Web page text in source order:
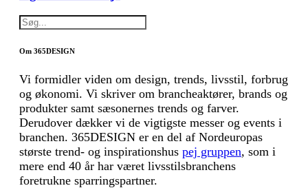
Om 365DESIGN
Vi formidler viden om design, trends, livsstil, forbrug
og økonomi. Vi skriver om brancheaktører, brands og
produkter samt sæsonernes trends og farver.
Derudover dækker vi de vigtigste messer og events i
branchen. 365DESIGN er en del af Nordeuropas
største trend- og inspirationshus pej gruppen, som i
mere end 40 år har været livsstilsbranchens
foretrukne sparringspartner.